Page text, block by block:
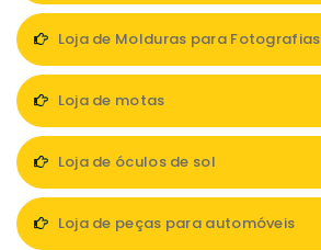
Loja de Molduras para Fotografias
Loja de motas
Loja de óculos de sol
Loja de peças para automóveis